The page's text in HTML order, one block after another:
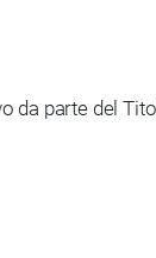
da parte del